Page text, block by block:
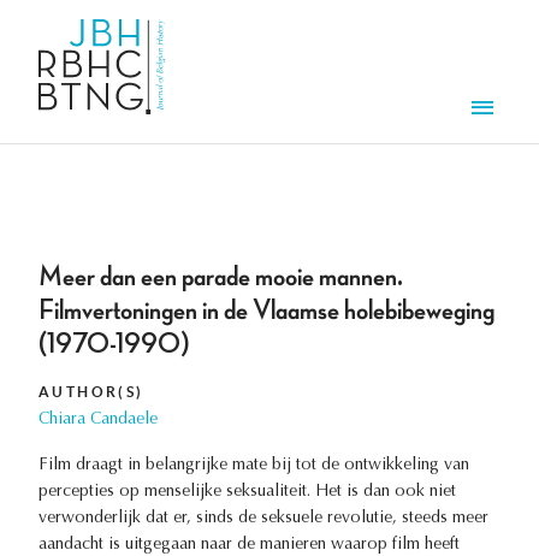
Meer dan een parade mooie mannen.
Filmvertoningen in de Vlaamse holebibeweging
(1970-1990)
AUTHOR(S)
Chiara Candaele
Film draagt in belangrijke mate bij tot de ontwikkeling van
percepties op menselijke seksualiteit. Het is dan ook niet
verwonderlijk dat er, sinds de seksuele revolutie, steeds meer
aandacht is uitgegaan naar de manieren waarop film heeft